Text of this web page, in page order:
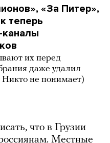
«За Питер»,
теперь
каналы
их перед
даже удалил
не понимает)
что в Грузии
Местные